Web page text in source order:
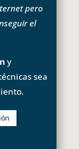
pero
el
y
sea